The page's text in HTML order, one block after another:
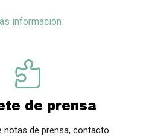
información
de prensa
notas de prensa, contacto